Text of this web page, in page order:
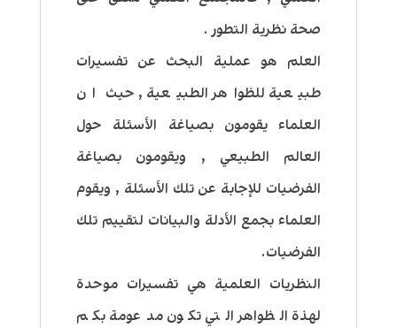
صحة نظرية التطور .
العلم هو عملية البحث عن تفسيرات
طبيعية للظواهر الطبيعية , حيث ان
العلماء يقومون بصياغة الأسئلة حول
العالم الطبيعي , ويقومون بصياغة
الفرضيات للإجابة عن تلك الأسئلة , ويقوم
العلماء بجمع الأدلة والبيانات لتقييم تلك
الفرضيات.
النظريات العلمية هي تفسيرات موحدة
لهذة الظواهر التي تكون مدعومة بكم